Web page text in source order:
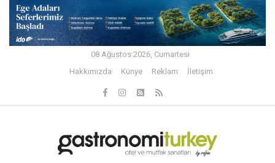
08 Ağustos 2026, Cumartesi
Hakkımızda
Künye Reklam İletişim